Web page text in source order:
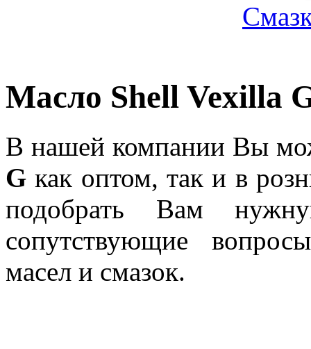
Масло Shell Vexilla
В нашей компании Вы
G как оптом, так и в
подобрать Вам
сопутствующие
масел и смазок.